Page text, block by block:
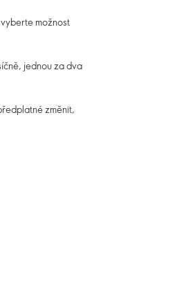
možnost
jednou za dva
změnit,